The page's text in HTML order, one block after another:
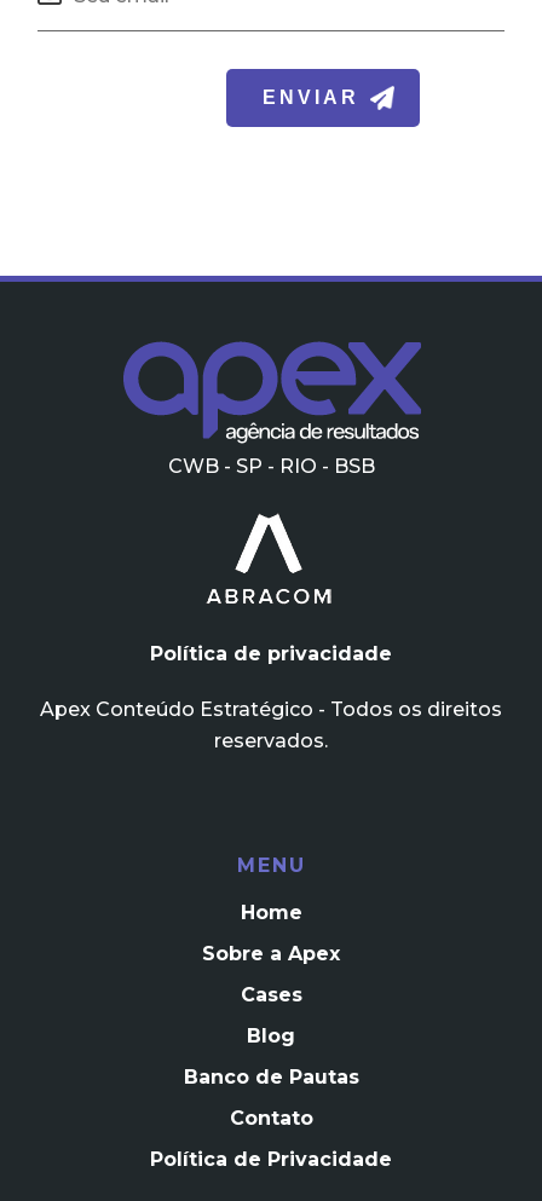
CWB - SP - RIO - BSB
Política de privacidade
Apex Conteúdo Estratégico - Todos os direitos
reservados.
MENU
Home
Sobre a Apex
Cases
Blog
Banco de Pautas
Contato
Política de Privacidade